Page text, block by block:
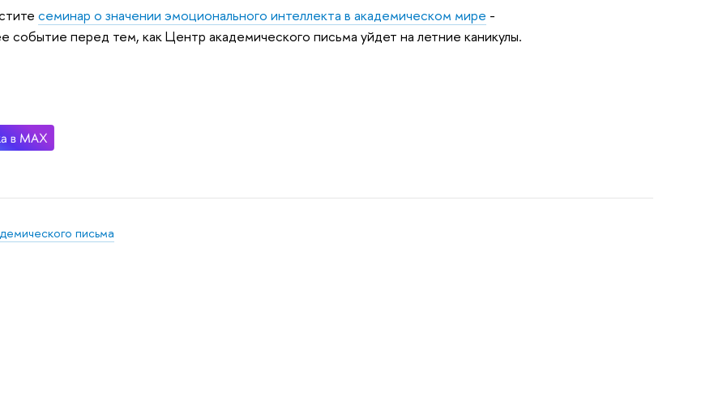
семинар о значении эмоционального интеллекта в академическом мире -
событие перед тем, как Центр академического письма уйдет на летние каникулы.
письма